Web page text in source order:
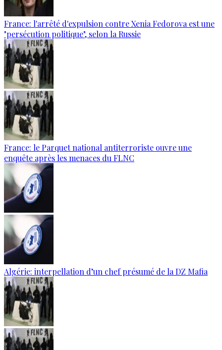
France: l'arrêté d'expulsion contre Xenia Fedorova est une
"persécution politique", selon la Russie
France: le Parquet national antiterroriste ouvre une
enquête après les menaces du FLNC
Algérie: interpellation d’un chef présumé de la DZ Mafia